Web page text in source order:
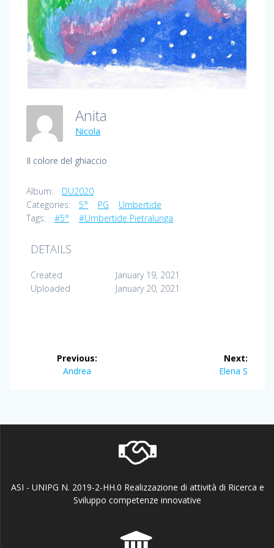
Anita
Nicola
Il colore del ghiaccio
Album:
DU2020
Categories:
5° PG
Umbertide
Tags:
#5° #Umbertide Pietralunga
DETAILS
Created
January 19, 2021
Uploaded
January 20, 2021
navigation
Previous:
Previous
Andrea
Next:
Next
Elena S
ASI - UNIPG N. 2019-2-HH.0 Realizzazione di attività di Ricerca e
Sviluppo competenze innovative